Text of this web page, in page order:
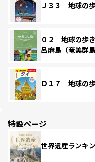
Ｊ３３ 地球の
０２ 地球の
呂麻島（奄美群
Ｄ１７ 地球の
特設ページ
世界遺産ランキ